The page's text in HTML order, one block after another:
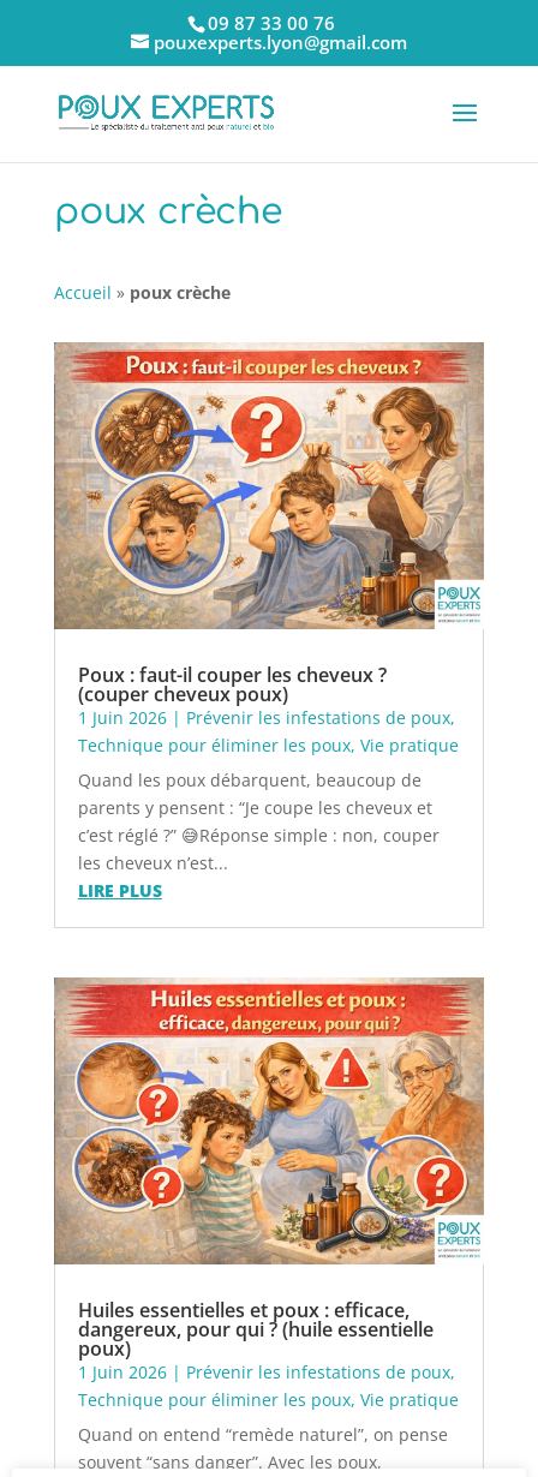
09 87 33 00 76
pouxexperts.lyon@gmail.com
poux crèche
Accueil » poux crèche
Poux : faut-il couper les cheveux ?
(couper cheveux poux)
1 Juin 2026| Prévenir les infestations de poux,
Technique pour éliminer les poux, Vie pratique
Quand les poux débarquent, beaucoup de
parents y pensent : “Je coupe les cheveux et
c’est réglé ?” 😅Réponse simple : non, couper
les cheveux n’est...
LIRE PLUS
Huiles essentielles et poux : efficace,
dangereux, pour qui ? (huile essentielle
poux)
1 Juin 2026| Prévenir les infestations de poux,
Technique pour éliminer les poux, Vie pratique
Quand on entend “remède naturel”, on pense
souvent “sans danger”. Avec les poux,